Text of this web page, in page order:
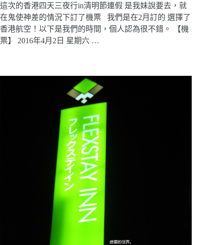
這次的香港四天三夜行in清明節連假 是我妹說要去，就
在鬼使神差的情況下訂了機票 我們是在2月訂的 選擇了
香港航空！以下是我們的時間，個人認為很不錯。 【機
票】 2016年4月2日 星期六 …